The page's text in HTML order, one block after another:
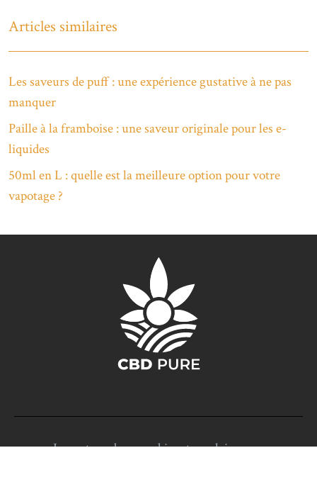
Articles similaires
Les saveurs de puff : une expérience gustative à ne pas
manquer
Paille à la framboise : une saveur originale pour les e-
liquides
50ml en L : quelle est la meilleure option pour votre
vapotage ?
Le secteur du cannabis est en plein essor